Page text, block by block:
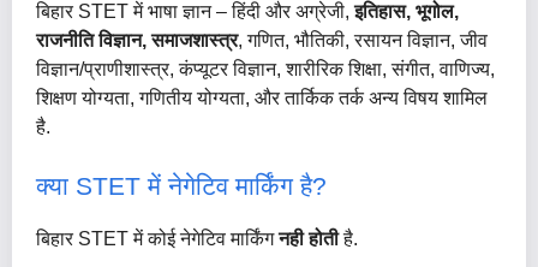
बिहार STET में भाषा ज्ञान – हिंदी और अग्रेजी,इतिहास, भूगोल,
राजनीति विज्ञान, समाजशास्त्र, गणित, भौतिकी, रसायन विज्ञान, जीव
विज्ञान/प्राणीशास्त्र, कंप्यूटर विज्ञान, शारीरिक शिक्षा, संगीत, वाणिज्य,
शिक्षण योग्यता, गणितीय योग्यता, और तार्किक तर्क अन्य विषय शामिल
है.
क्या STET में नेगेटिव मार्किंग है?
बिहार STET में कोई नेगेटिव मार्किंगनही होतीहै.